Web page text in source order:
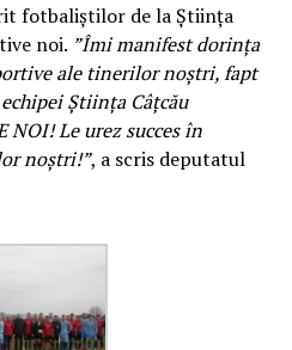
fotbaliștilor de la Știința
noi. ”Îmi manifest dorința
ale tinerilor noștri, fapt
Știința Câțcău
NOI! Le urez succes în
noștri!”, a scris deputatul